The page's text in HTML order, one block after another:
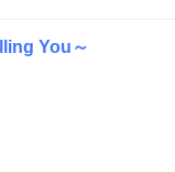
You～